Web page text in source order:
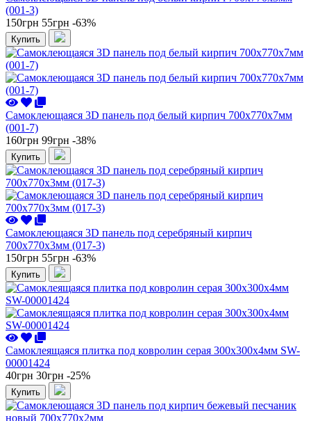
(001-3)
150грн 55грн -63%
Купить
Самоклеющаяся 3D панель под белый кирпич 700x770x7мм
(001-7)
160грн 99грн -38%
Купить
Самоклеющаяся 3D панель под серебряный кирпич
700x770x3мм (017-3)
150грн 55грн -63%
Купить
Самоклеящаяся плитка под ковролин серая 300х300х4мм SW-
00001424
40грн 30грн -25%
Купить